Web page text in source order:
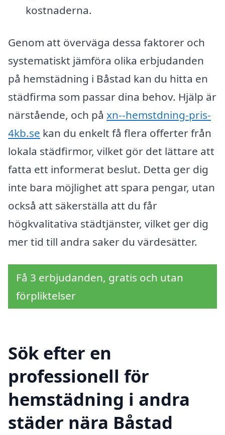
kostnaderna.
Genom att överväga dessa faktorer och
systematiskt jämföra olika erbjudanden
på hemstädning i Båstad kan du hitta en
städfirma som passar dina behov. Hjälp är
närstående, och på xn--hemstdning-pris-
4kb.se kan du enkelt få flera offerter från
lokala städfirmor, vilket gör det lättare att
fatta ett informerat beslut. Detta ger dig
inte bara möjlighet att spara pengar, utan
också att säkerställa att du får
högkvalitativa städtjänster, vilket ger dig
mer tid till andra saker du värdesätter.
Få 3 erbjudanden, gratis och utan
förpliktelser
Sök efter en
professionell för
hemstädning i andra
städer nära Båstad